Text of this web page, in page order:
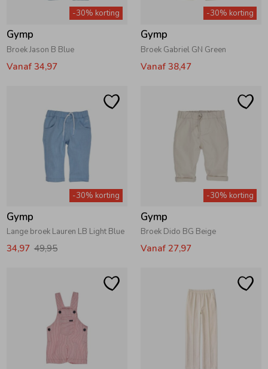
-30% korting
Gymp
Broek Jason B Blue
Vanaf 34,97
-30% korting
Gymp
Broek Gabriel GN Green
Vanaf 38,47
-30% korting
Gymp
Lange broek Lauren LB Light Blue
34,97 49,95
-30% korting
Gymp
Broek Dido BG Beige
Vanaf 27,97